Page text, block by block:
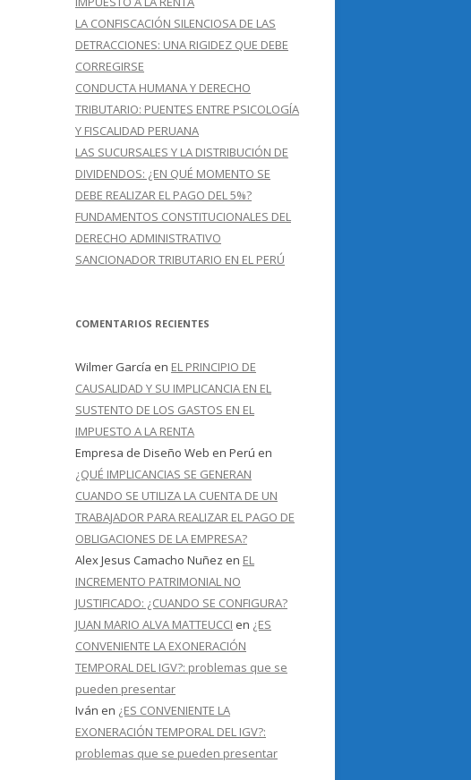
LA CONFISCACIÓN SILENCIOSA DE LAS
DETRACCIONES: UNA RIGIDEZ QUE DEBE
CORREGIRSE
CONDUCTA HUMANA Y DERECHO
TRIBUTARIO: PUENTES ENTRE PSICOLOGÍA
Y FISCALIDAD PERUANA
LAS SUCURSALES Y LA DISTRIBUCIÓN DE
DIVIDENDOS: ¿EN QUÉ MOMENTO SE
DEBE REALIZAR EL PAGO DEL 5%?
FUNDAMENTOS CONSTITUCIONALES DEL
DERECHO ADMINISTRATIVO
SANCIONADOR TRIBUTARIO EN EL PERÚ
COMENTARIOS RECIENTES
Wilmer García en EL PRINCIPIO DE
CAUSALIDAD Y SU IMPLICANCIA EN EL
SUSTENTO DE LOS GASTOS EN EL
IMPUESTO A LA RENTA
Empresa de Diseño Web en Perú en
¿QUÉ IMPLICANCIAS SE GENERAN
CUANDO SE UTILIZA LA CUENTA DE UN
TRABAJADOR PARA REALIZAR EL PAGO DE
OBLIGACIONES DE LA EMPRESA?
Alex Jesus Camacho Nuñez en EL
INCREMENTO PATRIMONIAL NO
JUSTIFICADO: ¿CUANDO SE CONFIGURA?
JUAN MARIO ALVA MATTEUCCI en ¿ES
CONVENIENTE LA EXONERACIÓN
TEMPORAL DEL IGV?: problemas que se
pueden presentar
Iván en ¿ES CONVENIENTE LA
EXONERACIÓN TEMPORAL DEL IGV?:
problemas que se pueden presentar